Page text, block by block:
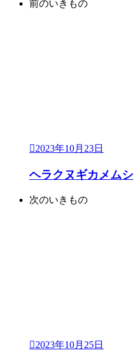
前のいきもの
2023年10月23日
ヘラクヌギカメムシ
次のいきもの
2023年10月25日